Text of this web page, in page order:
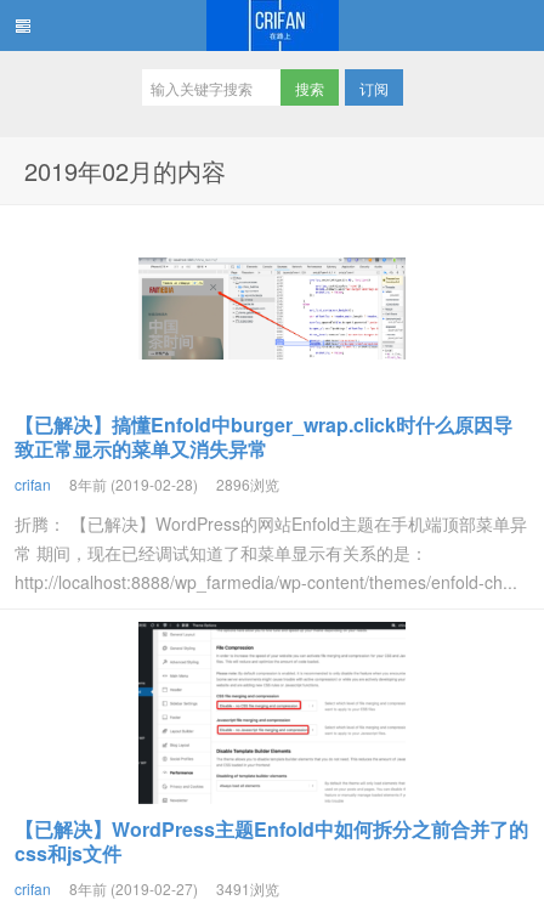
订阅
2019年02月的内容
【已解决】搞懂Enfold中burger_wrap.click时什么原因导
致正常显示的菜单又消失异常
crifan 8年前 (2019-02-28) 2896浏览
折腾： 【已解决】WordPress的网站Enfold主题在手机端顶部菜单异
常 期间，现在已经调试知道了和菜单显示有关系的是：
http://localhost:8888/wp_farmedia/wp-content/themes/enfold-ch...
【已解决】WordPress主题Enfold中如何拆分之前合并了的
css和js文件
crifan 8年前 (2019-02-27) 3491浏览